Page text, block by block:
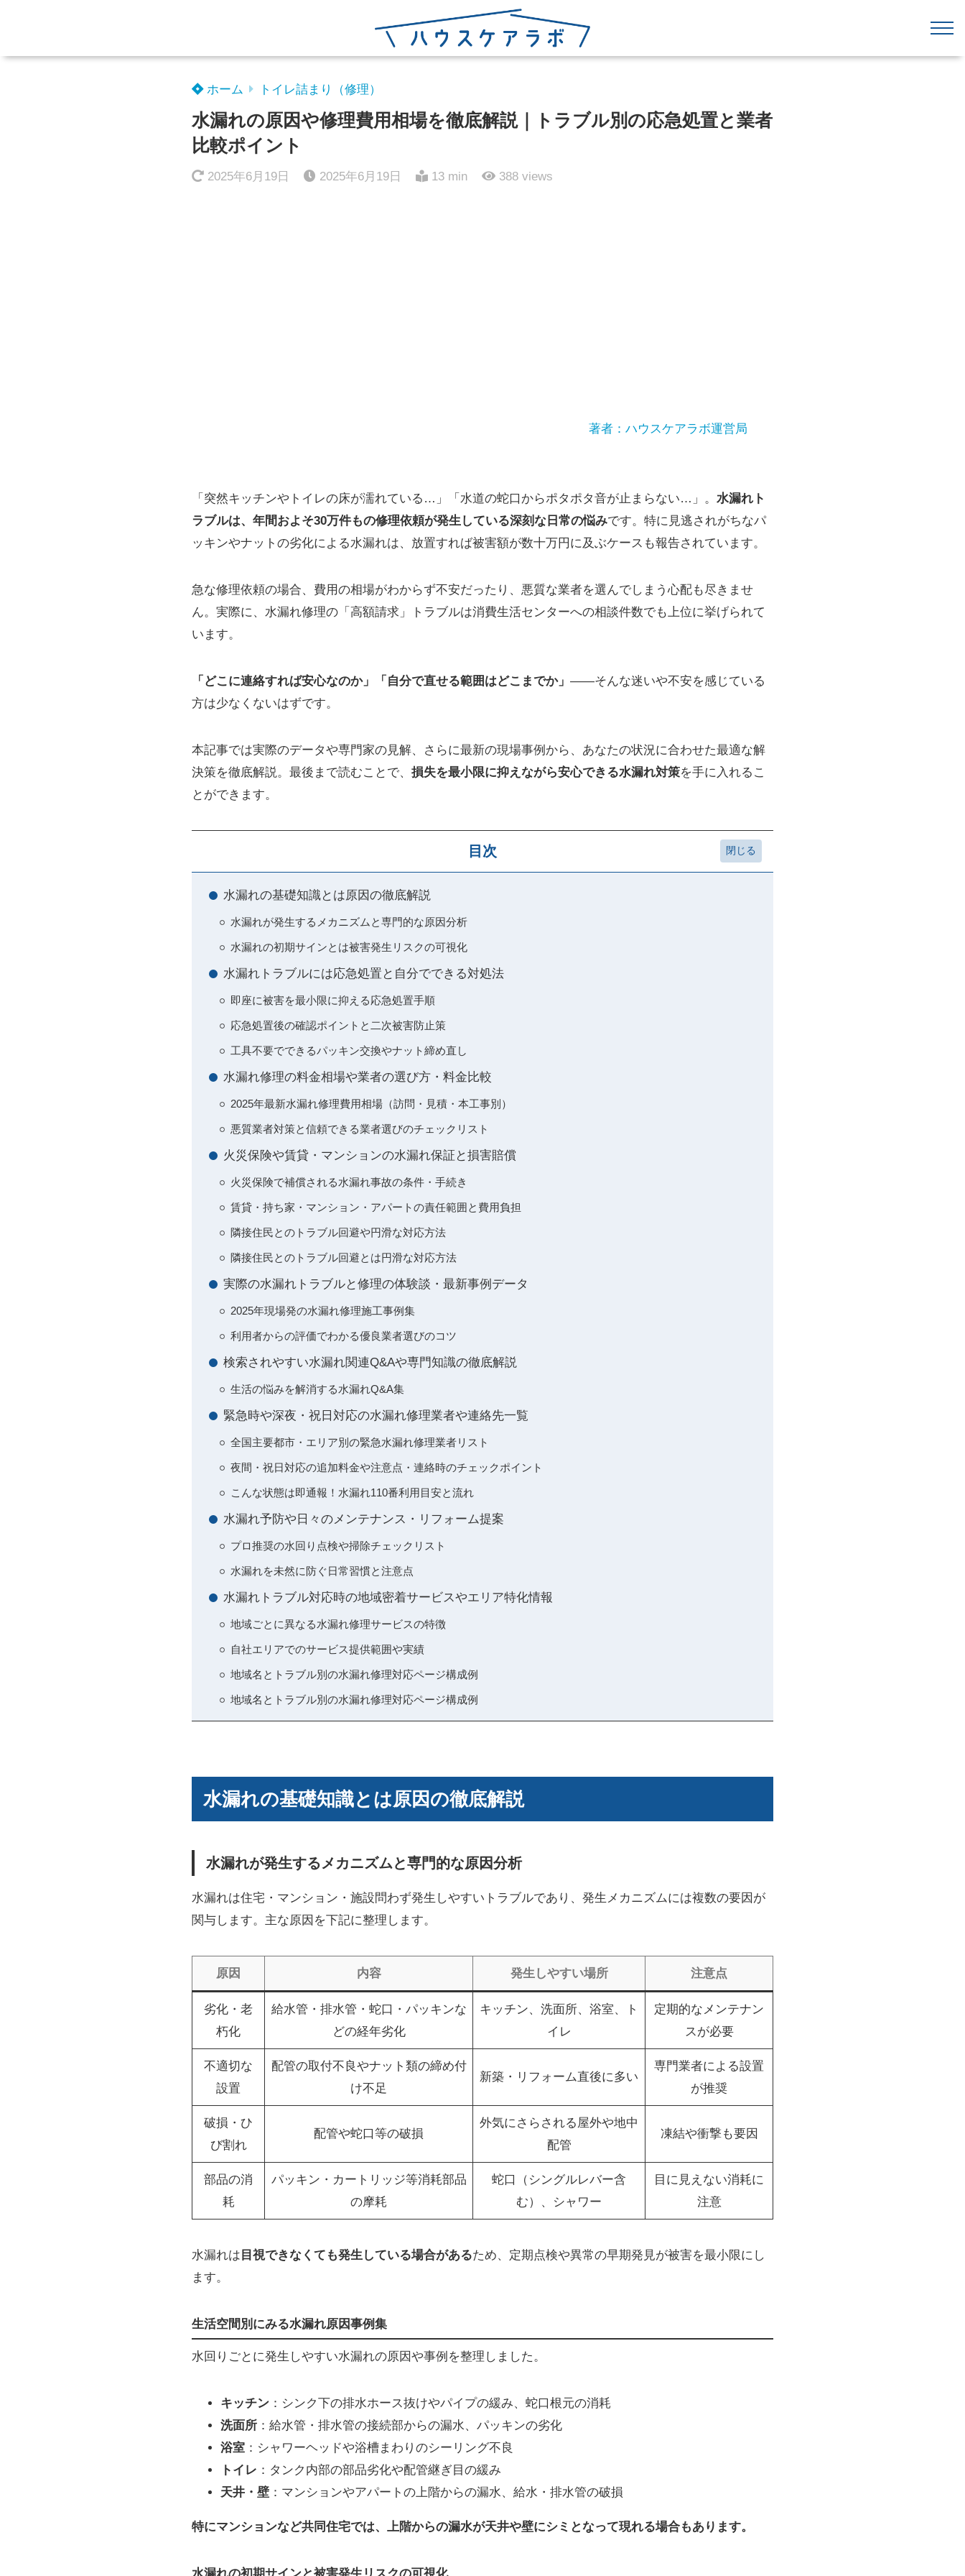
ホーム トイレ詰まり（修理）
水漏れの原因や修理費用相場を徹底解説｜トラブル別の応急処置と業者
比較ポイント
2025年6月19日 2025年6月19日 13 min 388 views
著者：ハウスケアラボ運営局
「突然キッチンやトイレの床が濡れている…」「水道の蛇口からポタポタ音が止まらない…」。 水漏れト
ラブルは、年間およそ30万件もの修理依頼が発生している深刻な日常の悩みです。特に見逃されがちなパ
ッキンやナットの劣化による水漏れは、放置すれば被害額が数十万円に及ぶケースも報告されています。
急な修理依頼の場合、費用の相場がわからず不安だったり、悪質な業者を選んでしまう心配も尽きませ
ん。実際に、水漏れ修理の「高額請求」トラブルは消費生活センターへの相談件数でも上位に挙げられて
います。
「どこに連絡すれば安心なのか」「自分で直せる範囲はどこまでか」 ――そんな迷いや不安を感じている
方は少なくないはずです。
本記事では実際のデータや専門家の見解、さらに最新の現場事例から、あなたの状況に合わせた最適な解
決策を徹底解説。最後まで読むことで、 損失を最小限に抑えながら安心できる水漏れ対策を手に入れるこ
とができます。
目次
水漏れの基礎知識とは原因の徹底解説
水漏れが発生するメカニズムと専門的な原因分析
水漏れの初期サインとは被害発生リスクの可視化
水漏れトラブルには応急処置と自分でできる対処法
即座に被害を最小限に抑える応急処置手順
応急処置後の確認ポイントと二次被害防止策
工具不要でできるパッキン交換やナット締め直し
水漏れ修理の料金相場や業者の選び方・料金比較
2025年最新水漏れ修理費用相場（訪問・見積・本工事別）
悪質業者対策と信頼できる業者選びのチェックリスト
火災保険や賃貸・マンションの水漏れ保証と損害賠償
火災保険で補償される水漏れ事故の条件・手続き
賃貸・持ち家・マンション・アパートの責任範囲と費用負担
隣接住民とのトラブル回避や円滑な対応方法
隣接住民とのトラブル回避とは円滑な対応方法
実際の水漏れトラブルと修理の体験談・最新事例データ
2025年現場発の水漏れ修理施工事例集
利用者からの評価でわかる優良業者選びのコツ
検索されやすい水漏れ関連Q&Aや専門知識の徹底解説
生活の悩みを解消する水漏れQ&A集
緊急時や深夜・祝日対応の水漏れ修理業者や連絡先一覧
全国主要都市・エリア別の緊急水漏れ修理業者リスト
夜間・祝日対応の追加料金や注意点・連絡時のチェックポイント
こんな状態は即通報！水漏れ110番利用目安と流れ
水漏れ予防や日々のメンテナンス・リフォーム提案
プロ推奨の水回り点検や掃除チェックリスト
水漏れを未然に防ぐ日常習慣と注意点
水漏れトラブル対応時の地域密着サービスやエリア特化情報
地域ごとに異なる水漏れ修理サービスの特徴
自社エリアでのサービス提供範囲や実績
地域名とトラブル別の水漏れ修理対応ページ構成例
地域名とトラブル別の水漏れ修理対応ページ構成例
水漏れの基礎知識とは原因の徹底解説
水漏れが発生するメカニズムと専門的な原因分析
水漏れは住宅・マンション・施設問わず発生しやすいトラブルであり、発生メカニズムには複数の要因が
関与します。主な原因を下記に整理します。
原因 内容 発生しやすい場所 注意点
劣化・老
朽化
給水管・排水管・蛇口・パッキンな
どの経年劣化
キッチン、洗面所、浴室、ト
イレ
定期的なメンテナン
スが必要
不適切な
設置
配管の取付不良やナット類の締め付
け不足
新築・リフォーム直後に多い
専門業者による設置
が推奨
破損・ひ
び割れ
配管や蛇口等の破損
外気にさらされる屋外や地中
配管
凍結や衝撃も要因
部品の消
耗
パッキン・カートリッジ等消耗部品
の摩耗
蛇口（シングルレバー含
む）、シャワー
目に見えない消耗に
注意
水漏れは 目視できなくても発生している場合があるため、定期点検や異常の早期発見が被害を最小限にし
ます。
生活空間別にみる水漏れ原因事例集
水回りごとに発生しやすい水漏れの原因や事例を整理しました。
キッチン ：シンク下の排水ホース抜けやパイプの緩み、蛇口根元の消耗
洗面所 ：給水管・排水管の接続部からの漏水、パッキンの劣化
浴室 ：シャワーヘッドや浴槽まわりのシーリング不良
トイレ ：タンク内部の部品劣化や配管継ぎ目の緩み
天井・壁 ：マンションやアパートの上階からの漏水、給水・排水管の破損
特にマンションなど共同住宅では、上階からの漏水が天井や壁にシミとなって現れる場合もあります。